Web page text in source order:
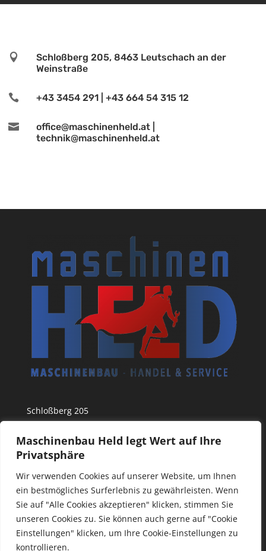
Maschinenbau Held legt Wert auf Ihre
Privatsphäre
Wir verwenden Cookies auf unserer Website, um Ihnen
ein bestmögliches Surferlebnis zu gewährleisten. Wenn
Sie auf "Alle Cookies akzeptieren" klicken, stimmen Sie
unseren Cookies zu. Sie können auch gerne auf "Cookie
Einstellungen" klicken, um Ihre Cookie-Einstellungen zu
kontrollieren.

Schloßberg 205, 8463 Leutschach an der
Weinstraße
 +43 3454 291 | +43 664 54 315 12

office@maschinenheld.at |
technik@maschinenheld.at
Schloßberg 205
8463 Leutschach an der Weinstraße
Tel. +43 664 54 315 12
office@maschinenheld.at
Impressum & Datenschutz